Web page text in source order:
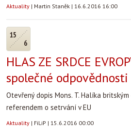
Aktuality | Martin Staněk | 16.6.2016 16:00
15
6
HLAS ZE SRDCE
společné odpovědnosti
Otevřený dopis Mons. T. Halíka
referendem o setrvání v EU
Aktuality | FiLiP | 15.6.2016 00:00